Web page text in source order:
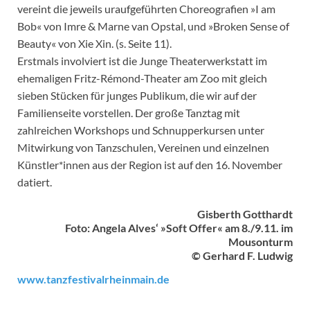
vereint die jeweils uraufgeführten Choreografien »I am
Bob« von Imre & Marne van Opstal, und »Broken Sense of
Beauty« von Xie Xin. (s. Seite 11).
Erstmals involviert ist die Junge Theaterwerkstatt im
ehemaligen Fritz-Rémond-Theater am Zoo mit gleich
sieben Stücken für junges Publikum, die wir auf der
Familienseite vorstellen. Der große Tanztag mit
zahlreichen Workshops und Schnupperkursen unter
Mitwirkung von Tanzschulen, Vereinen und einzelnen
Künstler*innen aus der Region ist auf den 16. November
datiert.
Gisberth Gotthardt
Foto: Angela Alves‘ »Soft Offer« am 8./9.11. im
Mousonturm
© Gerhard F. Ludwig
www.tanzfestivalrheinmain.de